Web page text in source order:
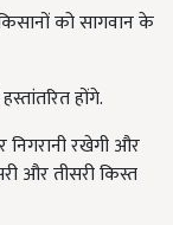
को सागवान के
होंगे.
रखेगी और
और तीसरी किस्त